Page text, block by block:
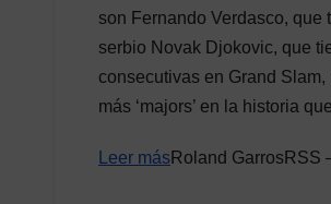
son Fernando Verdasco,
serbio Novak Djokovic, que
consecutivas en Grand
más ‘majors’ en la historia
Leer másRoland GarrosRSS